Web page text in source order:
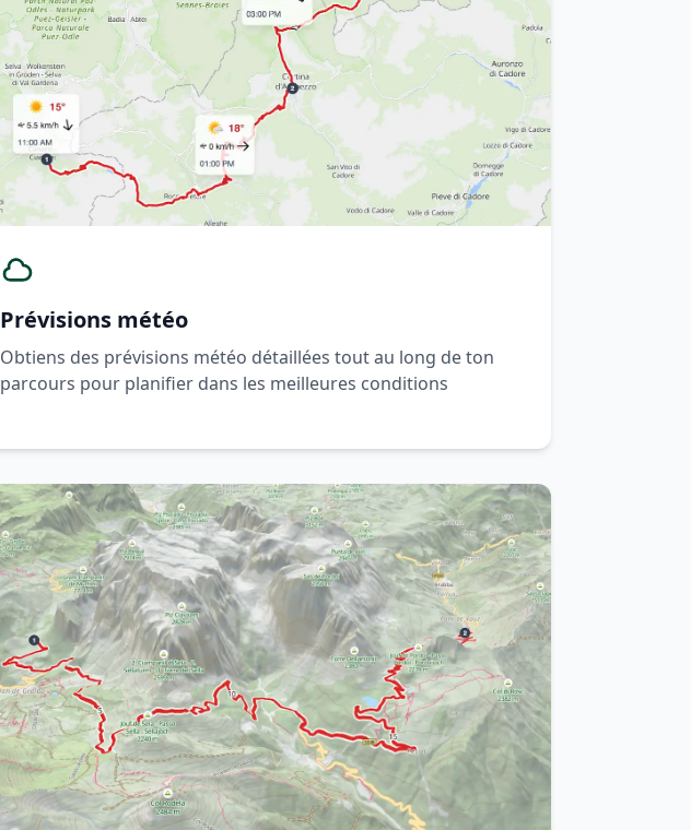
Prévisions météo
Obtiens des prévisions météo détaillées tout au long de ton
parcours pour planifier dans les meilleures conditions